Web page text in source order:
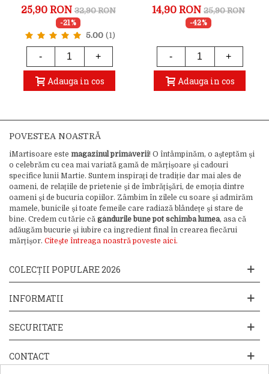
Din Ce Ai
25,90 RON 32,90 RON
-21%
5.00 (1)
- +
Adauga in cos
14,90 RON 25,90 RON
-42%
- +
Adauga in cos
POVESTEA NOASTRĂ
iMartisoare este magazinul primăverii! O întâmpinăm, o așteptăm și
o celebrăm cu cea mai variată gamă de mărțișoare și cadouri
specifice lunii Martie. Suntem inspirați de tradiție dar mai ales de
oameni, de relațiile de prietenie și de îmbrățișări, de emoția dintre
oameni și de bucuria copiilor. Zâmbim în zilele cu soare și admirăm
mamele, bunicile și toate femeile care radiază blândețe și stare de
bine. Credem cu tărie că gândurile bune pot schimba lumea, asa că
adăugăm bucurie și iubire ca ingredient final în crearea fiecărui
mărțișor. Citește întreaga noastră poveste aici.
COLECȚII POPULARE 2026
INFORMATII
SECURITATE
CONTACT